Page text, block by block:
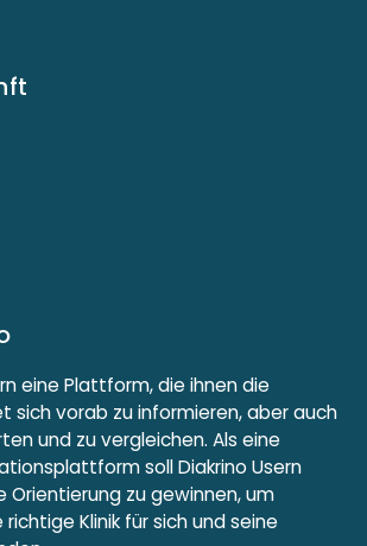
eine Plattform, die ihnen die
sich vorab zu informieren, aber auch
und zu vergleichen. Als eine
soll Diakrino Usern
Orientierung zu gewinnen, um
Klinik für sich und seine